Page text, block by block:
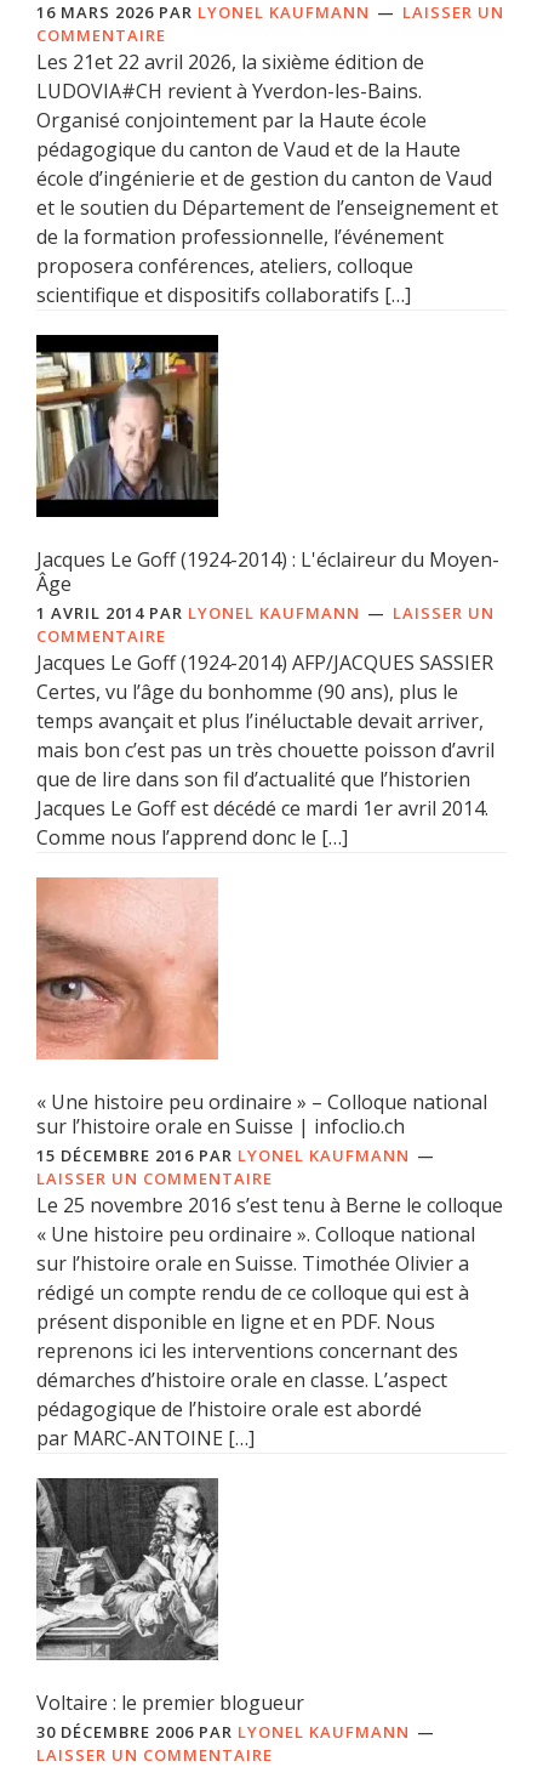
16 MARS 2026 PAR LYONEL KAUFMANN
LAISSER UN
COMMENTAIRE
Les 21et 22 avril 2026, la sixième édition de
LUDOVIA#CH revient à Yverdon-les-Bains.
Organisé conjointement par la Haute école
pédagogique du canton de Vaud et de la Haute
école d’ingénierie et de gestion du canton de Vaud
et le soutien du Département de l’enseignement et
de la formation professionnelle, l’événement
proposera conférences, ateliers, colloque
scientifique et dispositifs collaboratifs […]
Jacques Le Goff (1924-2014) : L'éclaireur du Moyen-
Âge
1 AVRIL 2014 PAR LYONEL KAUFMANN
LAISSER UN
COMMENTAIRE
Jacques Le Goff (1924-2014) AFP/JACQUES SASSIER
Certes, vu l’âge du bonhomme (90 ans), plus le
temps avançait et plus l’inéluctable devait arriver,
mais bon c’est pas un très chouette poisson d’avril
que de lire dans son fil d’actualité que l’historien
Jacques Le Goff est décédé ce mardi 1er avril 2014.
Comme nous l’apprend donc le […]
« Une histoire peu ordinaire » – Colloque national
sur l’histoire orale en Suisse | infoclio.ch
15 DÉCEMBRE 2016 PAR LYONEL KAUFMANN
LAISSER UN COMMENTAIRE
Le 25 novembre 2016 s’est tenu à Berne le colloque
« Une histoire peu ordinaire ». Colloque national
sur l’histoire orale en Suisse. Timothée Olivier a
rédigé un compte rendu de ce colloque qui est à
présent disponible en ligne et en PDF. Nous
reprenons ici les interventions concernant des
démarches d’histoire orale en classe. L’aspect
pédagogique de l’histoire orale est abordé
par MARC-ANTOINE […]
Voltaire : le premier blogueur
30 DÉCEMBRE 2006 PAR LYONEL KAUFMANN
LAISSER UN COMMENTAIRE